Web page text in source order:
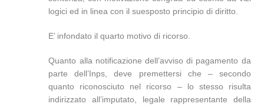
logici ed in linea con il suesposto principio di diritto.
E’ infondato il quarto motivo di ricorso.
Quanto alla notificazione dell’avviso di pagamento da
parte dell’Inps, deve premettersi che – secondo
quanto riconosciuto nel ricorso – lo stesso risulta
indirizzato all’imputato, legale rappresentante della